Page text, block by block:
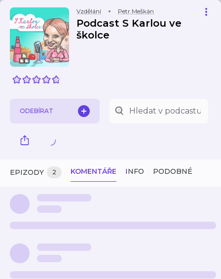
Vzdělání Petr Meškán
Podcast S Karlou ve
školce
ODEBÍRAT
EPIZODY 2 KOMENTÁŘE INFO PODOBNÉ